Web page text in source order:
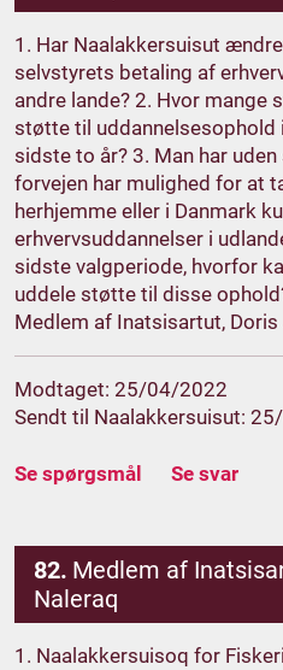
1. Har Naalakkersuisut
selvstyrets betaling af
andre lande? 2. Hvor mange
støtte til uddannelsesophold
sidste to år? 3. Man har
forvejen har mulighed for at
herhjemme eller i Danmark
erhvervsuddannelser i
sidste valgperiode, hvorfor
uddele støtte til disse
Medlem af Inatsisartut,
Modtaget: 25/04/2022
Sendt til Naalakkersuisut:
Se spørgsmål Se svar
82. Medlem af
Naleraq
1. Naalakkersuisoq for